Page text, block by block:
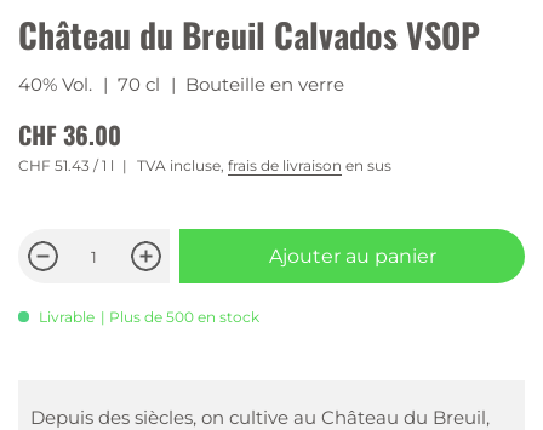
Château du Breuil Calvados VSOP
40% Vol. | 70 cl | Bouteille en verre
CHF 36.00
CHF 51.43 / 1 l TVA incluse, frais de livraison en sus
Ajouter au panier
Livrable | Plus de 500 en stock
Depuis des siècles, on cultive au Château du Breuil,